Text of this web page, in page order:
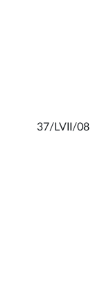
37/LVII/08